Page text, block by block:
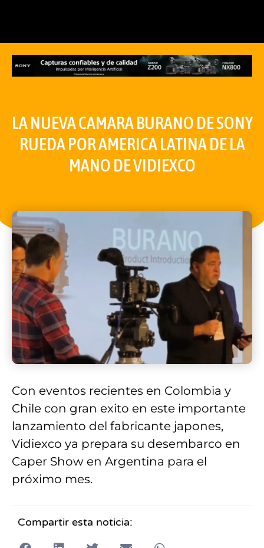
LA NUEVA CAMARA BURANO DE SONY
RUEDA POR AMERICA LATINA DE LA
MANO DE VIDIEXCO
Con eventos recientes en Colombia y
Chile con gran exito en este importante
lanzamiento del fabricante japones,
Vidiexco ya prepara su desembarco en
Caper Show en Argentina para el
próximo mes.
Compartir esta noticia: